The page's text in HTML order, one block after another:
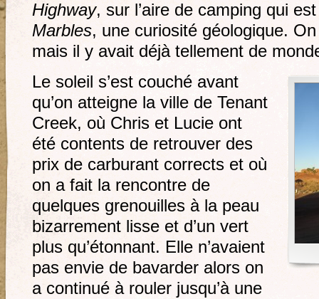
Highway, sur l’aire de camping qui
Marbles, une curiosité géologique.
mais il y avait déjà tellement de
Le soleil s’est couché avant
qu’on atteigne la ville de Tenant
Creek, où Chris et Lucie ont
été contents de retrouver des
prix de carburant corrects et où
on a fait la rencontre de
quelques grenouilles à la peau
bizarrement lisse et d’un vert
plus qu’étonnant. Elle n’avaient
pas envie de bavarder alors on
a continué à rouler jusqu’à une